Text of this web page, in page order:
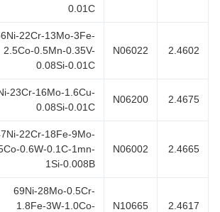
0.01C
N06022
56Ni-22Cr-13Mo-3Fe-
2.5Co-0.5Mn-0.35V-
0.08Si-0.01C
N06200
59Ni-23Cr-16Mo-1.6Cu-
0.08Si-0.01C
N06002
47Ni-22Cr-18Fe-9Mo-
1.5Co-0.6W-0.1C-1mn-
1Si-0.008B
N10665
69Ni-28Mo-0.5Cr-
1.8Fe-3W-1.0Co-